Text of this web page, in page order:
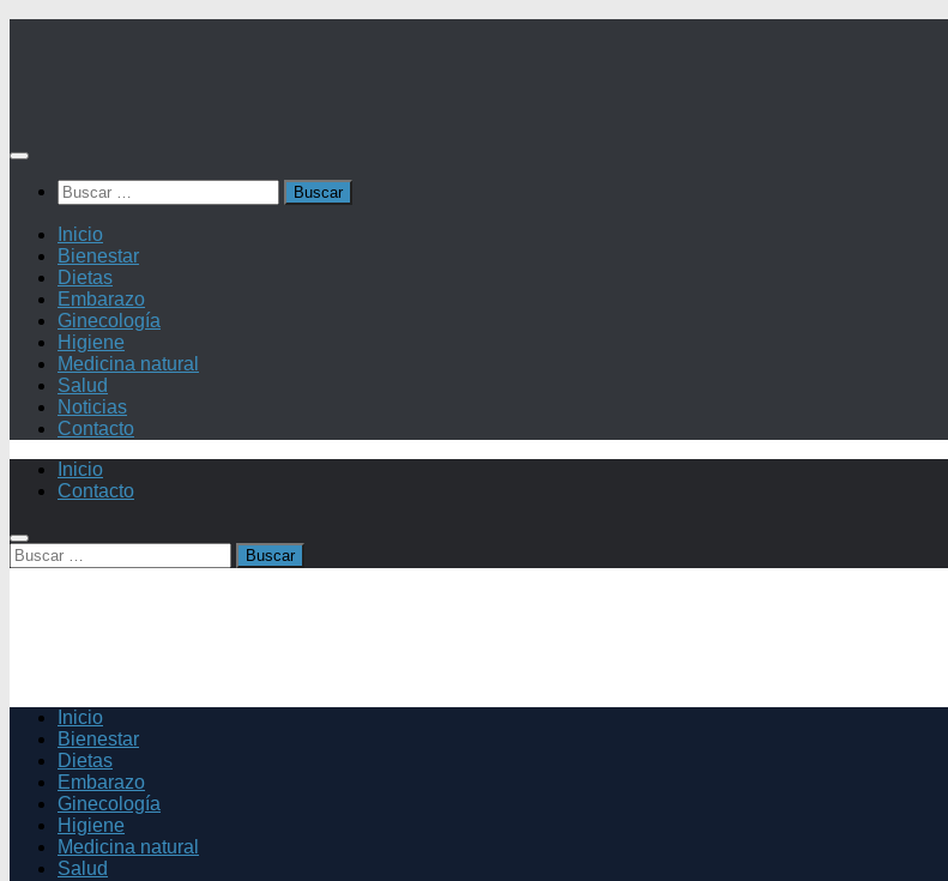
Buscar:
Inicio
Bienestar
Dietas
Embarazo
Ginecología
Higiene
Medicina natural
Salud
Noticias
Contacto
Inicio
Contacto
Buscar:
Inicio
Bienestar
Dietas
Embarazo
Ginecología
Higiene
Medicina natural
Salud